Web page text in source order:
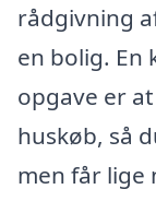
rådgivning
en bolig. En
opgave er
huskøb, så
men får lige